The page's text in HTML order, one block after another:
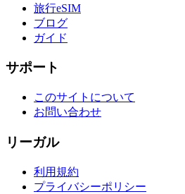
旅行eSIM
ブログ
ガイド
サポート
このサイトについて
お問い合わせ
リーガル
利用規約
プライバシーポリシー